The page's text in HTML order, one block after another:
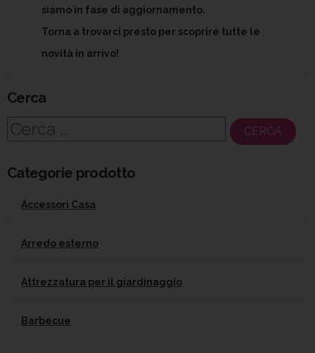
siamo in fase di aggiornamento.
Torna a trovarci presto per scoprire tutte le
novità in arrivo!
Cerca
Ricerca
Categorie prodotto
Accessori Casa
Arredo esterno
Attrezzatura per il giardinaggio
Barbecue